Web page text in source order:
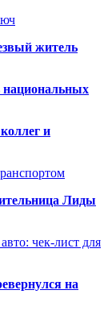
житель
и
Лиды
чек-лист для
на